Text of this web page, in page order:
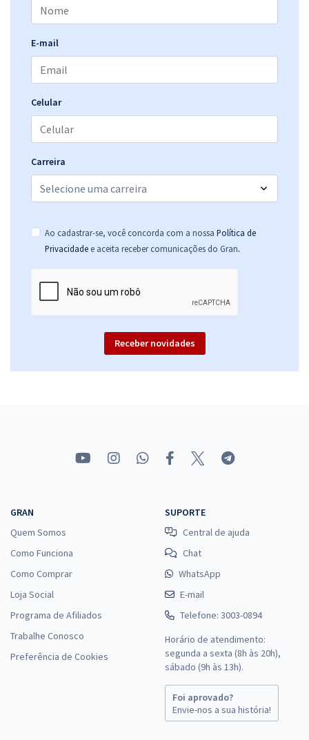
E-mail
Celular
Carreira
Ao cadastrar-se, você concorda com a nossa Política de
Privacidade e aceita receber comunicações do Gran.
Receber novidades
GRAN
Quem Somos
Como Funciona
Como Comprar
Loja Social
Programa de Afiliados
Trabalhe Conosco
Preferência de Cookies
SUPORTE
Central de ajuda
Chat
WhatsApp
E-mail
Telefone: 3003-0894
Horário de atendimento:
segunda a sexta (8h às 20h),
sábado (9h às 13h).
Foi aprovado?
Envie-nos a sua história!